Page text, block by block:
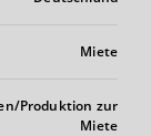
Miete
Produktion zur
Miete